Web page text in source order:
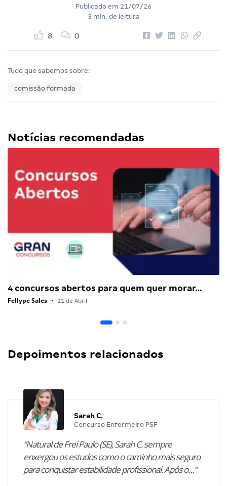
Publicado em 21/07/26
3 min. de leitura
8 0
Tudo que sabemos sobre:
comissão formada
Notícias recomendadas
4 concursos abertos para quem quer morar…
Fellype Sales • 11 de Abril
Depoimentos relacionados
Sarah C.
Concurso Enfermeiro PSF
“Natural de Frei Paulo (SE), Sarah C. sempre
enxergou os estudos como o caminho mais seguro
para conquistar estabilidade profissional. Após o…”